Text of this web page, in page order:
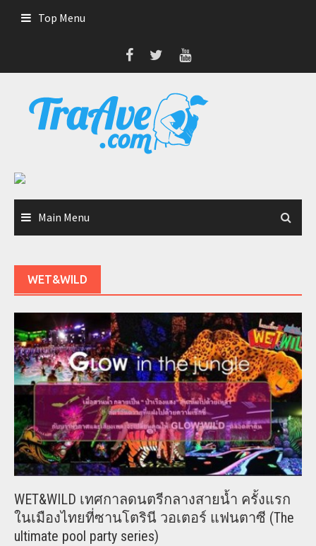
Top Menu
Main Menu
WET&WILD
WET&WILD เทศกาลดนตรีกลางสายน้ำ ครั้งแรก
ในเมืองไทยที่ซานโตรินี วอเตอร์ แฟนตาซี (The
ultimate pool party series)